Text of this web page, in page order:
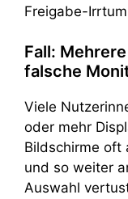
Freigabe-
Fall:
falsche
Viele
oder mehr
Bildschirme oft
und so weiter
Auswahl